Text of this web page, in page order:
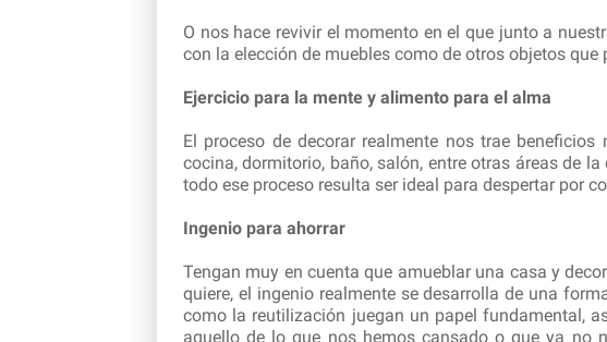
O nos hace revivir el momento en el que junto a
con la elección de muebles como de otros objetos
Ejercicio para la mente y alimento para el alma
El proceso de decorar realmente nos trae
cocina, dormitorio, baño, salón, entre otras áreas de
todo ese proceso resulta ser ideal para despertar por
Ingenio para ahorrar
Tengan muy en cuenta que amueblar una casa y
quiere, el ingenio realmente se desarrolla de una
como la reutilización juegan un papel fundamental,
aquello de lo que nos hemos cansado o que ya no